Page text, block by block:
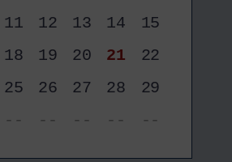
11 12 13 14
15
18 19 20 21
22
25 26 27 28
29
-- -- -- -- --